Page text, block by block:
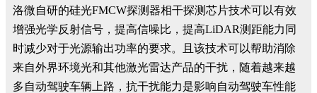
洛微自研的硅光FMCW探测器相干探测芯片技术可以有效
增强光学反射信号，提高信噪比，提高LiDAR测距能力同
时减少对于光源输出功率的要求。且该技术可以帮助消除
来自外界环境光和其他激光雷达产品的干扰，随着越来越
多自动驾驶车辆上路，抗干扰能力是影响自动驾驶车性能